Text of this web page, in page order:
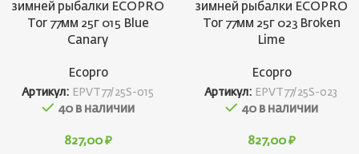
зимней рыбалки ECOPRO
Tor 77мм 25г 015 Blue
Canary
Ecopro
Артикул: EPVT77/25S-015
40 в наличии
827,00 ₽
зимней рыбалки ECOPRO
Tor 77мм 25г 023 Broken
Lime
Ecopro
Артикул: EPVT77/25S-023
40 в наличии
827,00 ₽